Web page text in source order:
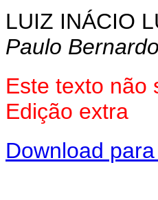
LUIZ INÁCIO
Paulo
Este texto não
Edição extra
Download